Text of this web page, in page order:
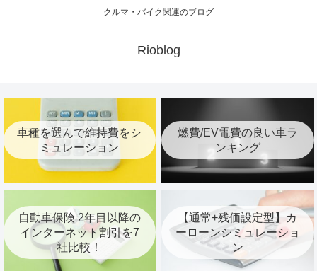
クルマ・バイク関連のブログ
Rioblog
車種を選んで維持費をシ
ミュレーション
燃費/EV電費の良い車ラ
ンキング
自動車保険 2年目以降の
インターネット割引を7
社比較！
【通常+残価設定型】カ
ーローンシミュレーショ
ン